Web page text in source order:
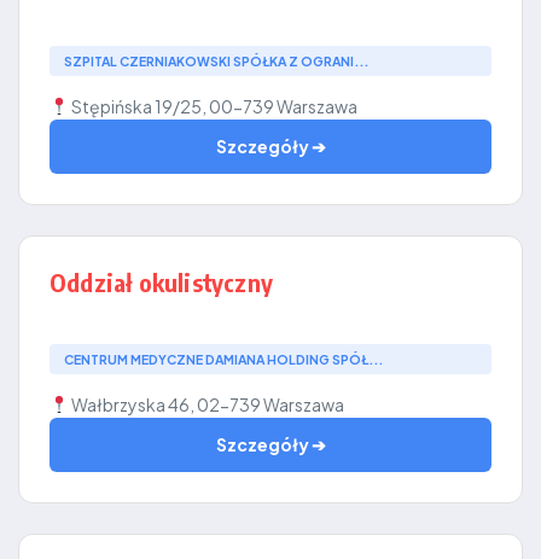
SZPITAL CZERNIAKOWSKI SPÓŁKA Z OGRANI...
Stępińska 19/25, 00-739 Warszawa
Szczegóły ➔
Oddział okulistyczny
CENTRUM MEDYCZNE DAMIANA HOLDING SPÓŁ...
Wałbrzyska 46, 02-739 Warszawa
Szczegóły ➔